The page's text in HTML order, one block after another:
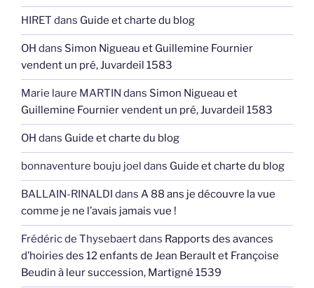
HIRET dans Guide et charte du blog
OH dans Simon Nigueau et Guillemine Fournier
vendent un pré, Juvardeil 1583
Marie laure MARTIN dans Simon Nigueau et
Guillemine Fournier vendent un pré, Juvardeil 1583
OH dans Guide et charte du blog
bonnaventure bouju joel dans Guide et charte du blog
BALLAIN-RINALDI dans A 88 ans je découvre la vue
comme je ne l’avais jamais vue !
Frédéric de Thysebaertdans Rapports des avances
d’hoiries des 12 enfants de Jean Berault et Françoise
Beudin à leur succession, Martigné 1539